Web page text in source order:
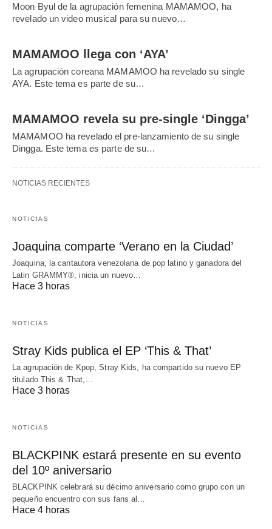
Moon Byul de la agrupación femenina MAMAMOO, ha
revelado un video musical para su nuevo…
MAMAMOO llega con ‘AYA’
La agrupación coreana MAMAMOO ha revelado su single
AYA. Este tema es parte de su…
MAMAMOO revela su pre-single ‘Dingga’
MAMAMOO ha revelado el pre-lanzamiento de su single
Dingga. Este tema es parte de su…
NOTICIAS RECIENTES
NOTICIAS
Joaquina comparte ‘Verano en la Ciudad’
Joaquina, la cantautora venezolana de pop latino y ganadora del
Latin GRAMMY®, inicia un nuevo…
Hace 3 horas
NOTICIAS
Stray Kids publica el EP ‘This & That’
La agrupación de Kpop, Stray Kids, ha compartido su nuevo EP
titulado This & That,…
Hace 3 horas
NOTICIAS
BLACKPINK estará presente en su evento
del 10º aniversario
BLACKPINK celebrará su décimo aniversario como grupo con un
pequeño encuentro con sus fans al…
Hace 4 horas